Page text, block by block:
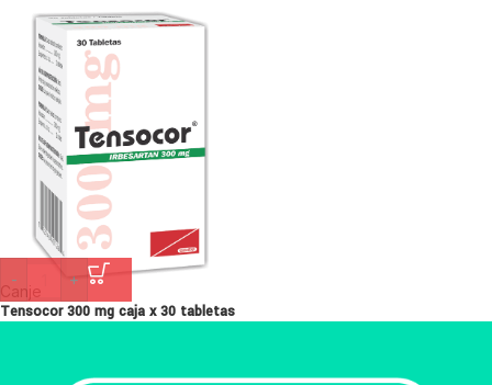
Canje
- +
Tensocor 300 mg caja x 30 tabletas